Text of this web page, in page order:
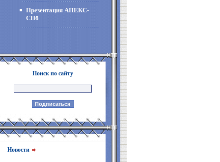
Презентация АПЕКС-
СПб
Поиск по сайту
Новости